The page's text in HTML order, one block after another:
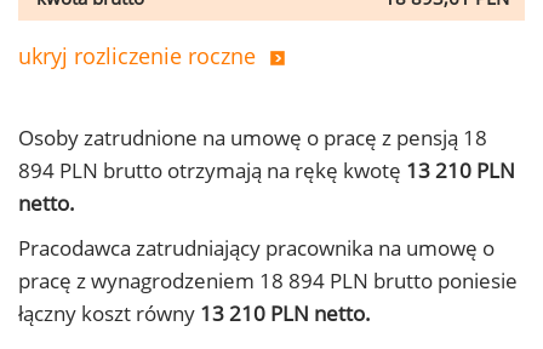
ukryj rozliczenie roczne
Osoby zatrudnione na umowę o pracę z pensją 18
894 PLN brutto otrzymają na rękę kwotę 13 210 PLN
netto.
Pracodawca zatrudniający pracownika na umowę o
pracę z wynagrodzeniem 18 894 PLN brutto poniesie
łączny koszt równy 13 210 PLN netto.